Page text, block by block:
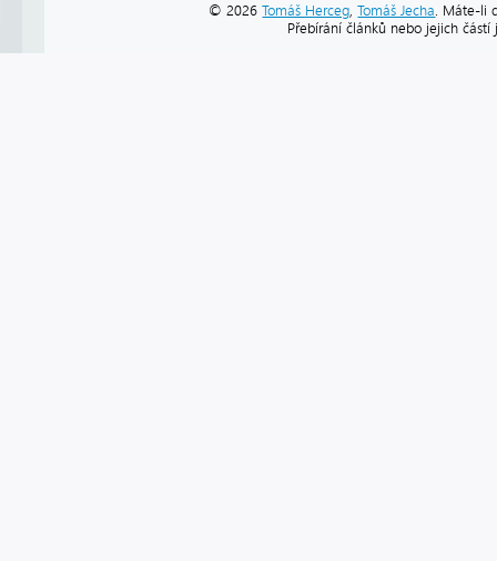
© 2026Tomáš Herceg ,Tomáš Jecha . Máte-li
Přebírání článků nebo jejich